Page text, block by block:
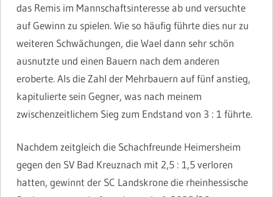
das Remis im Mannschaftsinteresse ab und versuchte
auf Gewinn zu spielen. Wie so häufig führte dies nur zu
weiteren Schwächungen, die Wael dann sehr schön
ausnutzte und einen Bauern nach dem anderen
eroberte. Als die Zahl der Mehrbauern auf fünf anstieg,
kapitulierte sein Gegner, was nach meinem
zwischenzeitlichem Sieg zum Endstand von 3 : 1 führte.
Nachdem zeitgleich die Schachfreunde Heimersheim
gegen den SV Bad Kreuznach mit 2,5 : 1,5 verloren
hatten, gewinnt der SC Landskrone die rheinhessische